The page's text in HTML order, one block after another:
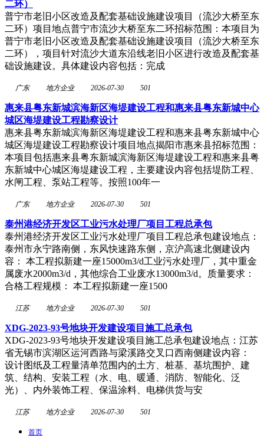
二环）
普宁市老旧小区改造及配套基础设施建设项目（流沙大桥至东
二环）项目地点普宁市流沙大桥至东二环招标范围：本项目为
普宁市老旧小区改造及配套基础设施建设项目（流沙大桥至东
二环），项目针对流沙大道东沿线老旧小区进行改造及配套基
础设施建设。具体建设内容包括：完成
广东 地方企业 2026-07-30 501
惠来县粤东新城滨海新区海堤建设工程和惠来县粤东新城中心
城区海堤建设工程勘察设计
惠来县粤东新城滨海新区海堤建设工程和惠来县粤东新城中心
城区海堤建设工程勘察设计项目地点揭阳市惠来县招标范围：
本项目包括惠来县粤东新城滨海新区海堤建设工程和惠来县粤
东新城中心城区海堤建设工程，主要建设内容包括堤防工程、
水闸工程、泵站工程等。按照100年一
广东 地方企业 2026-07-30 501
泰州港经济开发区工业污水处理厂项目工程总承包
泰州港经济开发区工业污水处理厂项目工程总承包建设地点：
泰州市永宁路南侧，东风快速路东侧，京沪高速北侧建设内
容： 本工程拟新建一座15000m3/d工业污水处理厂，其中重金
属废水2000m3/d，其他综合工业废水13000m3/d。质量要求：
合格工程规模： 本工程拟新建一座1500
江苏 地方企业 2026-07-30 501
XDG-2023-93号地块开发建设项目施工总承包
XDG-2023-93号地块开发建设项目施工总承包建设地点：江苏
省无锡市滨湖区运河西路与梁溪路交叉口西南侧建设内容：
设计图纸及工程量清单范围内的土方、桩基、基坑围护、建
筑、结构、安装工程（水、电、暖通、消防、智能化、泛
光）、内外装饰工程、保温涂料、电梯供货与安
江苏 地方企业 2026-07-30 501
首页